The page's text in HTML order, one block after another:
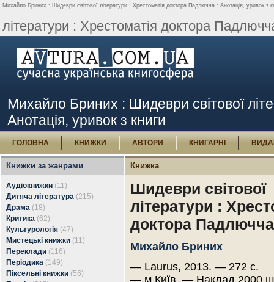
Михайло Бриних : Шидеври світової літератури : Хрестоматія доктора Падлючча : Анотація, уривок з
літератури : Хрестоматія доктора
Михайло Бриних : Шидеври світової
Анотація, уривок з книги
ГОЛОВНА КНИЖКИ АВТОРИ КНИГАРНІ
Книжки за жанрами
Аудіокнижки (11)
Дитяча література (215)
Драма (18)
Критика (62)
Культурологія (47)
Мистецькі книжки (11)
Переклади (116)
Періодика (149)
Піксельні книжки (56)
Книжка
Шидеври світової
літератури :
доктора Падлючча
Михайло Бриних
— Laurus, 2013. — 272 с.
— м.Київ. — Наклад 2000